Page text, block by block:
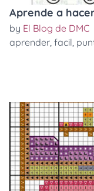
Aprende a
by El Blog de DMC
aprender, facil,